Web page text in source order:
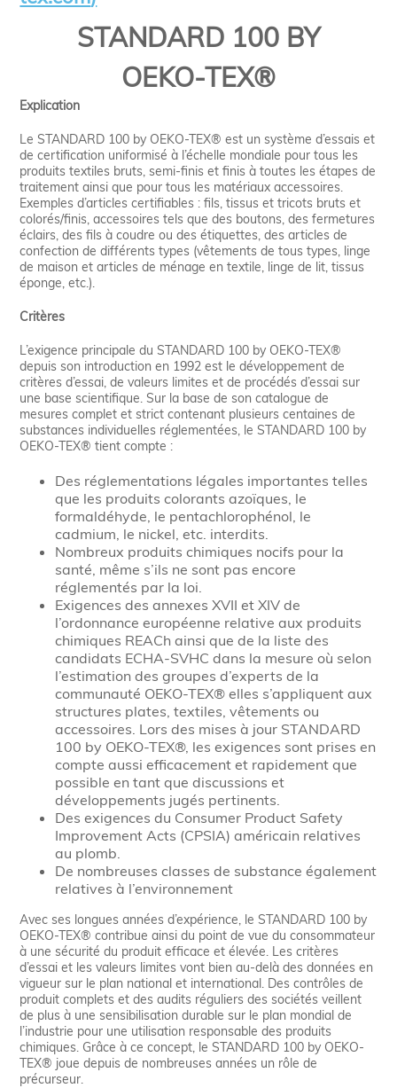
STANDARD 100 BY
OEKO-TEX®
Explication
Le STANDARD 100 by OEKO-TEX® est un système d’essais et
de certification uniformisé à l’échelle mondiale pour tous les
produits textiles bruts, semi-finis et finis à toutes les étapes de
traitement ainsi que pour tous les matériaux accessoires.
Exemples d’articles certifiables : fils, tissus et tricots bruts et
colorés/finis, accessoires tels que des boutons, des fermetures
éclairs, des fils à coudre ou des étiquettes, des articles de
confection de différents types (vêtements de tous types, linge
de maison et articles de ménage en textile, linge de lit, tissus
éponge, etc.).
Critères
L’exigence principale du STANDARD 100 by OEKO-TEX®
depuis son introduction en 1992 est le développement de
critères d’essai, de valeurs limites et de procédés d’essai sur
une base scientifique. Sur la base de son catalogue de
mesures complet et strict contenant plusieurs centaines de
substances individuelles réglementées, le STANDARD 100 by
OEKO-TEX® tient compte :
Des réglementations légales importantes telles
que les produits colorants azoïques, le
formaldéhyde, le pentachlorophénol, le
cadmium, le nickel, etc. interdits.
Nombreux produits chimiques nocifs pour la
santé, même s’ils ne sont pas encore
réglementés par la loi.
Exigences des annexes XVII et XIV de
l’ordonnance européenne relative aux produits
chimiques REACh ainsi que de la liste des
candidats ECHA-SVHC dans la mesure où selon
l’estimation des groupes d’experts de la
communauté OEKO-TEX® elles s’appliquent aux
structures plates, textiles, vêtements ou
accessoires. Lors des mises à jour STANDARD
100 by OEKO-TEX®, les exigences sont prises en
compte aussi efficacement et rapidement que
possible en tant que discussions et
développements jugés pertinents.
Des exigences du Consumer Product Safety
Improvement Acts (CPSIA) américain relatives
au plomb.
De nombreuses classes de substance également
relatives à l’environnement
Avec ses longues années d’expérience, le STANDARD 100 by
OEKO-TEX® contribue ainsi du point de vue du consommateur
à une sécurité du produit efficace et élevée. Les critères
d’essai et les valeurs limites vont bien au-delà des données en
vigueur sur le plan national et international. Des contrôles de
produit complets et des audits réguliers des sociétés veillent
de plus à une sensibilisation durable sur le plan mondial de
l’industrie pour une utilisation responsable des produits
chimiques. Grâce à ce concept, le STANDARD 100 by OEKO-
TEX® joue depuis de nombreuses années un rôle de
précurseur.